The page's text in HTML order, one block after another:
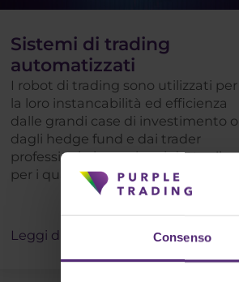
Consenso
Sistemi di trading
automatizzati
I robot di trading sono utilizzati per
la loro instancabilità ed efficienza
dalle grandi case di investimento o
dagli hedge fund e dai trader
professionisti o anche al dettaglio,
per i quali . . .
Leggi di più